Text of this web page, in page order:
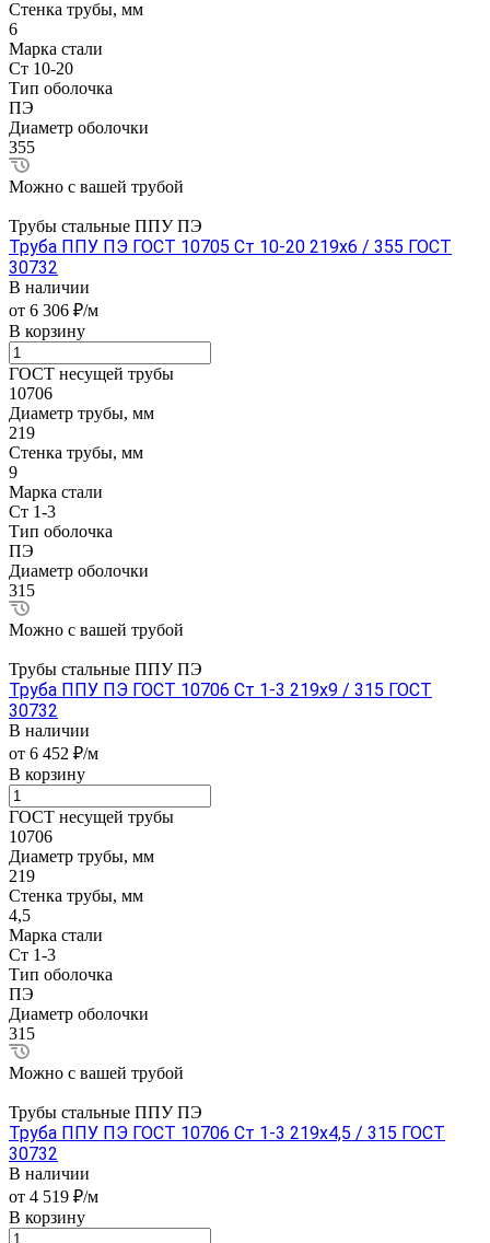
Стенка трубы, мм
6
Марка стали
Ст 10-20
Тип оболочка
ПЭ
Диаметр оболочки
355
Можно с вашей трубой
Трубы стальные ППУ ПЭ
Труба ППУ ПЭ ГОСТ 10705 Ст 10-20 219x6 / 355 ГОСТ
30732
В наличии
от 6 306 ₽/м
В корзину
ГОСТ несущей трубы
10706
Диаметр трубы, мм
219
Стенка трубы, мм
9
Марка стали
Ст 1-3
Тип оболочка
ПЭ
Диаметр оболочки
315
Можно с вашей трубой
Трубы стальные ППУ ПЭ
Труба ППУ ПЭ ГОСТ 10706 Ст 1-3 219x9 / 315 ГОСТ
30732
В наличии
от 6 452 ₽/м
В корзину
ГОСТ несущей трубы
10706
Диаметр трубы, мм
219
Стенка трубы, мм
4,5
Марка стали
Ст 1-3
Тип оболочка
ПЭ
Диаметр оболочки
315
Можно с вашей трубой
Трубы стальные ППУ ПЭ
Труба ППУ ПЭ ГОСТ 10706 Ст 1-3 219x4,5 / 315 ГОСТ
30732
В наличии
от 4 519 ₽/м
В корзину